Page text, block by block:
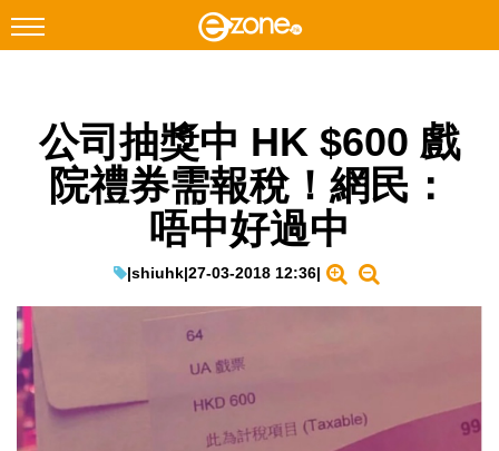
Facebook Instagram
科技焦點
教學評測
EduTech
IT Times
生成式AI與雲端應用
公司抽獎中 HK $600 戲
院禮券需報稅！網民：
唔中好過中
|shiuhk|27-03-2018 12:36|